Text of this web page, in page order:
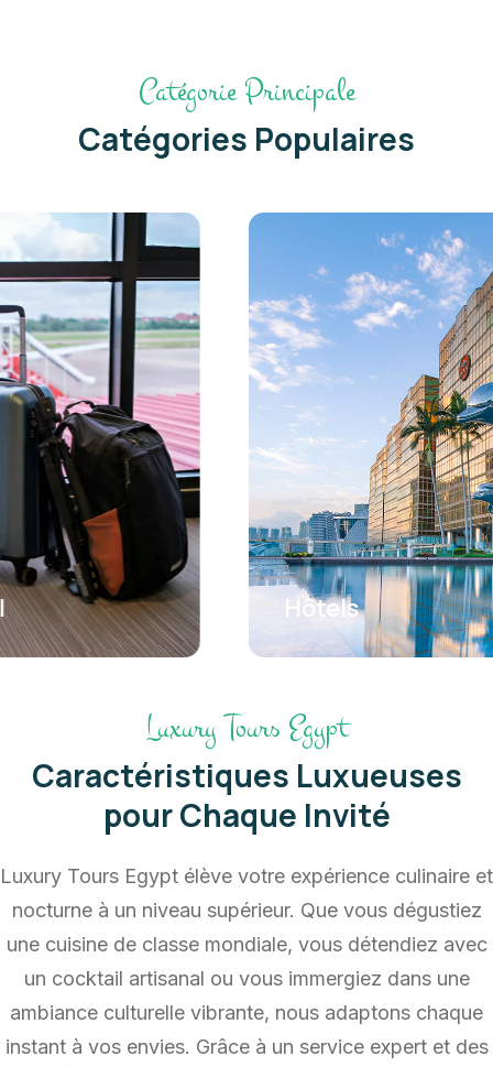
Catégorie Principale
Catégories Populaires
Hôtels
Luxury Tours Egypt
Caractéristiques Luxueuses
pour Chaque Invité
Luxury Tours Egypt élève votre expérience culinaire et
nocturne à un niveau supérieur. Que vous dégustiez
une cuisine de classe mondiale, vous détendiez avec
un cocktail artisanal ou vous immergiez dans une
ambiance culturelle vibrante, nous adaptons chaque
instant à vos envies. Grâce à un service expert et des